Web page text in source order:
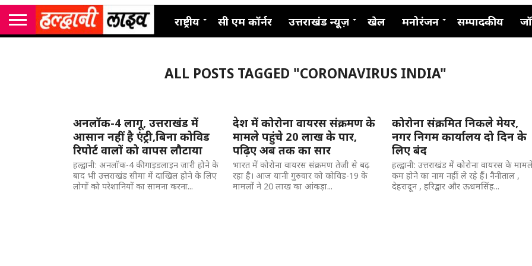
राष्ट्रीय सी एम कॉर्नर उत्तराखंड न्यूज़ खेल मनोरंजन सम्पादकीय
ALL POSTS TAGGED "CORONAVIRUS INDIA"
अनलॉक-4 लागू, उत्तराखंड में
आसान नहीं है एंट्री,बिना कोविड
रिपोर्ट वालों को वापस लौटाया
हल्द्वानी: अनलॉक-4 की गाइडलाइन जारी होने के
बाद भी उत्तराखंड सीमा में दाखिल होने के लिए
लोगों को परेशानियों का सामना करना...
देश में कोरोना वायरस संक्रमण के
मामले पहुंचे 20 लाख के पार,
पढ़िए अब तक का सार
भारत में कोरोना वायरस संक्रमण तेजी से बढ़
रहा है। आज यानी गुरुवार को कोविड-19 के
मामलों ने 20 लाख का आंकड़ा...
कोरोना संक्रमित निकले मेयर,
नगर निगम कार्यालय दो दिन के
लिए बंद
हल्द्वानी: उत्तराखंड में कोरोना वायरस के
कम होने का नाम नहीं ले रहे हैं। नैनीताल ,
देहरादून , हरिद्वार और ऊधमसिंह...